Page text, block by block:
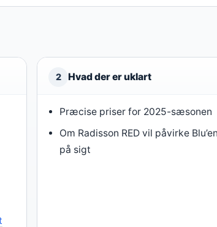
2 Hvad der er uklart
Præcise priser for 2025-sæsonen
Om Radisson RED vil påvirke
på sigt